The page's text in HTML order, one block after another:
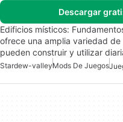
Descargar
Edificios místicos:
ofrece una amplia variedad
pueden construir y utilizar
Stardew-valleyMods De Juegos